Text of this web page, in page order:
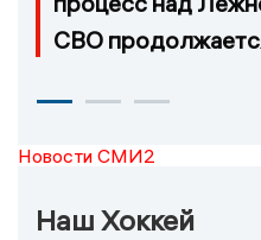
СВО
Новости СМИ2
Наш Хоккей